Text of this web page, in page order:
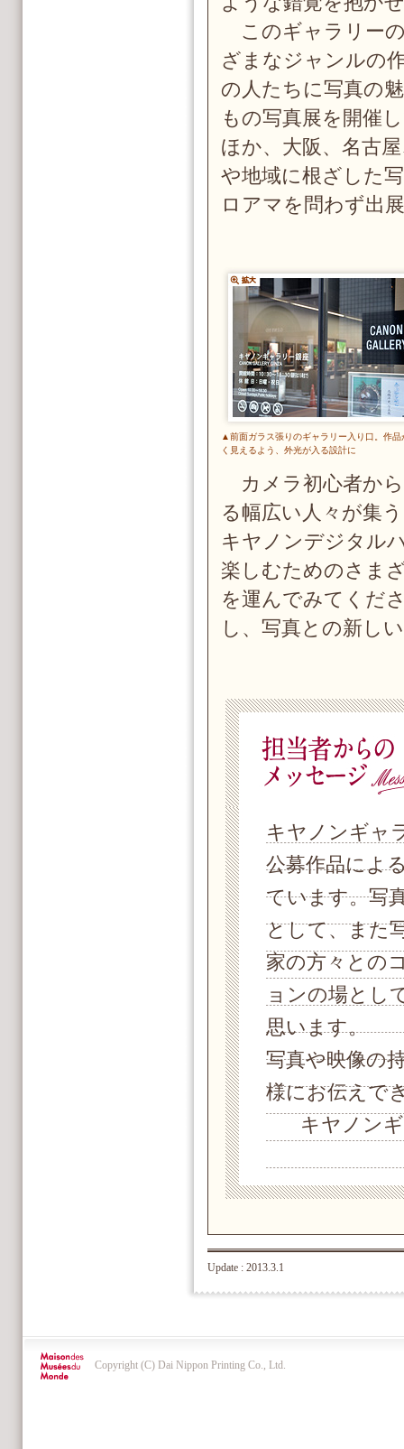
このギャラリー
ざまなジャンルの
の人たちに写真の
もの写真展を開催
ほか、大阪、名古
や地域に根ざした
ロアマを問わず出
▲前面ガラス張りのギャラリー入り口。作品
く見えるよう、外光が入る設計に
カメラ初心者か
る幅広い人々が集
キヤノンデジタル
楽しむためのさま
を運んでみてくだ
し、写真との新し
キヤノンギャ
公募作品によ
ています。写
として、また
家の方々との
ョンの場とし
思います。
写真や映像の
様にお伝えで
キヤノン
Update : 2013.3.1
Copyright (C) Dai Nippon Printing Co., Ltd.